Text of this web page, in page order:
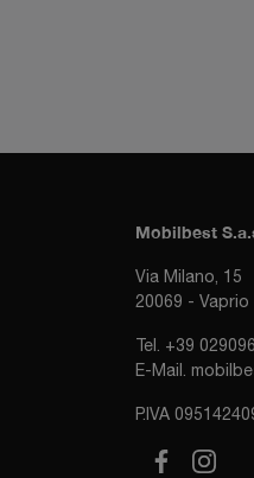
Mobilbest
Via Milano, 15
20069 -
Tel. +39
E-Mail.
P.IVA